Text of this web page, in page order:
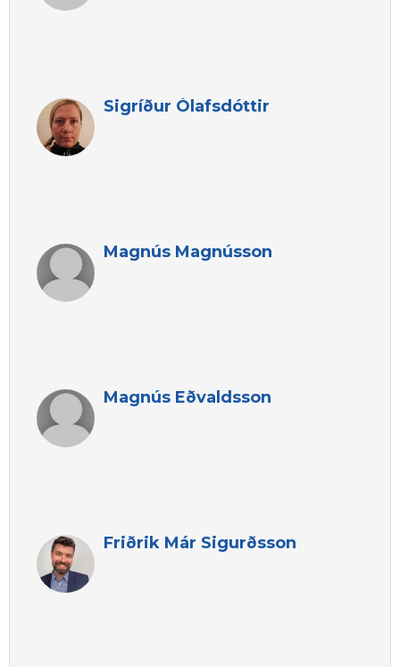
Sigríður Ólafsdóttir
Magnús Magnússon
Magnús Eðvaldsson
Friðrik Már Sigurðsson